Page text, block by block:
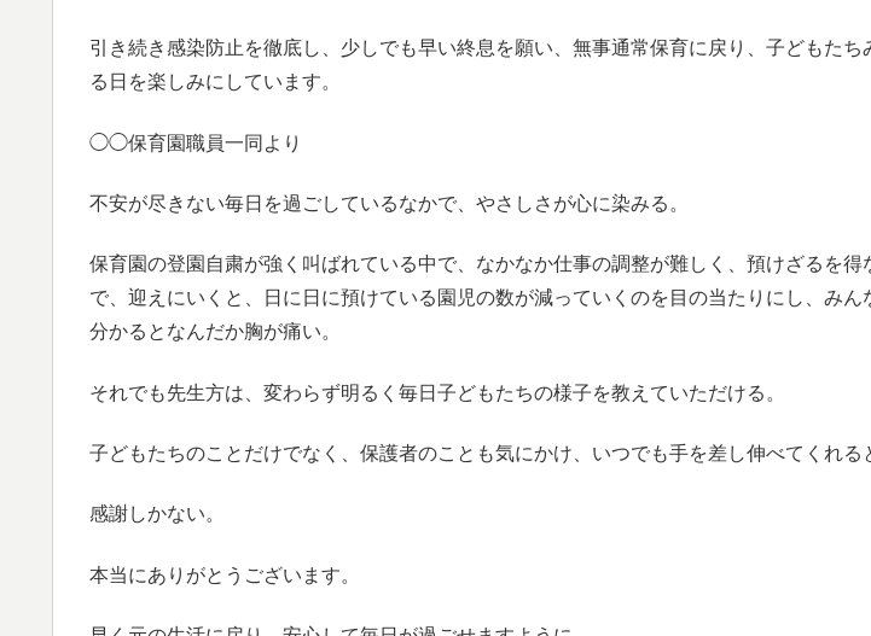
引き続き感染防止を徹底し、少しでも早い終息を願い、無事通常保育に戻り、子どもたち
る日を楽しみにしています。
◯◯保育園職員一同より
不安が尽きない毎日を過ごしているなかで、やさしさが心に染みる。
保育園の登園自粛が強く叫ばれている中で、なかなか仕事の調整が難しく、預けざるを得
で、迎えにいくと、日に日に預けている園児の数が減っていくのを目の当たりにし、みん
分かるとなんだか胸が痛い。
それでも先生方は、変わらず明るく毎日子どもたちの様子を教えていただける。
子どもたちのことだけでなく、保護者のことも気にかけ、いつでも手を差し伸べてくれる
感謝しかない。
本当にありがとうございます。